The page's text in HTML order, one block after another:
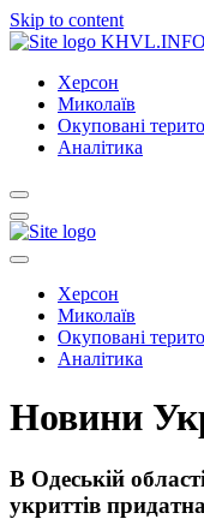
Skip to content
KHVL.INFO
Херсон
Миколаїв
Окуповані
Аналітика
Херсон
Миколаїв
Окуповані
Аналітика
Новини
В Одеській
укриттів